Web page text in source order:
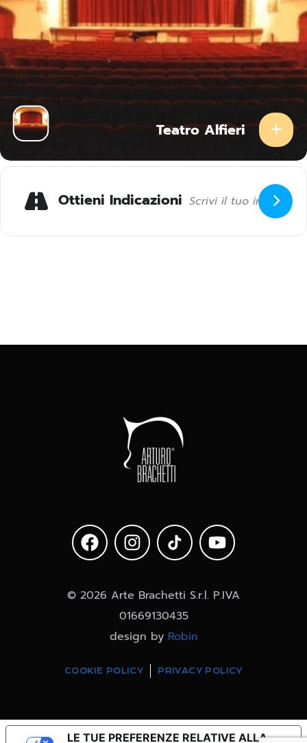
Teatro Alfieri
Ottieni Indicazioni
© 2026 Arte Brachetti S.r.l. P.IVA
01669130435
design by Robin
COOKIE POLICY PRIVACY POLICY
LE TUE PREFERENZE RELATIVE ALLA